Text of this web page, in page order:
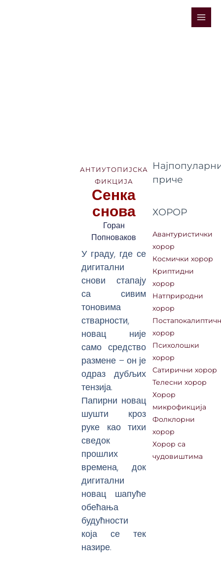
Main
АНТИУТОПИЈСКА
ФИКЦИЈА
Сенка
снова
Горан
Попноваков
У граду, где се
дигитални
снови стапају
са сивим
тоновима
стварности,
новац није
само средство
размене – он је
одраз дубљих
тензија.
Папирни новац
шушти кроз
руке као тихи
сведок
прошлих
времена, док
дигитални
новац шапуће
обећања
будућности
која се тек
назире.
приче
ХОРОР
Авантуристички
хорор
Космички хорор
Криптидни
хорор
Натприродни
хорор
хорор
Психолошки
хорор
Сатирични хорор
Телесни хорор
Хорор
микрофикција
Фолклорни
хорор
Хорор са
чудовиштима